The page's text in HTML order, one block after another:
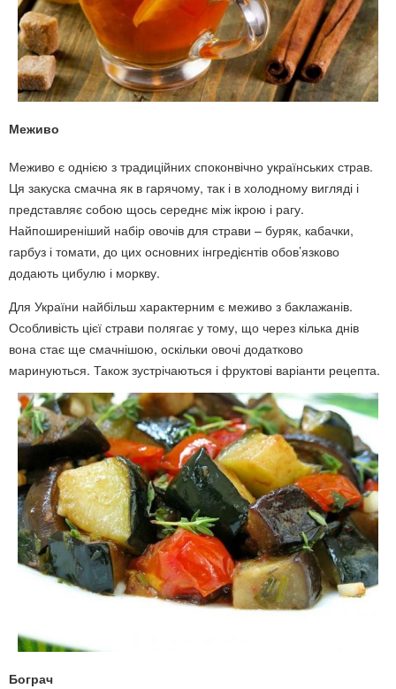
Меживо
Меживо є однією з традиційних споконвічно українських страв.
Ця закуска смачна як в гарячому, так і в холодному вигляді і
представляє собою щось середнє між ікрою і рагу.
Найпоширеніший набір овочів для страви – буряк, кабачки,
гарбуз і томати, до цих основних інгредієнтів обов’язково
додають цибулю і моркву.
Для України найбільш характерним є меживо з баклажанів.
Особливість цієї страви полягає у тому, що через кілька днів
вона стає ще смачнішою, оскільки овочі додатково
маринуються. Також зустрічаються і фруктові варіанти рецепта.
Бограч